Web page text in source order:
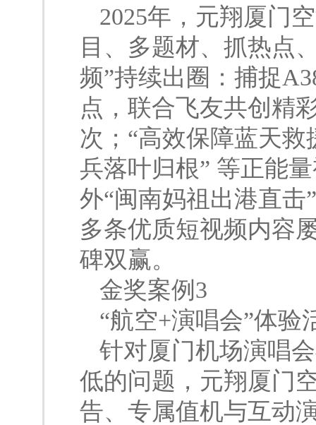
2025年，元翔厦门
目、多题材、抓热点
频”持续出圈：捕捉
点，联合飞友共创精
次；“高效保障蓝天
兵落叶归根” 等正能
外“闽南妈祖出港直击
多条优质短视频内容
碑双赢。
金奖案例3
“航空+演唱会”体验
针对厦门机场演唱
低的问题，元翔厦门
告、专属值机与互动